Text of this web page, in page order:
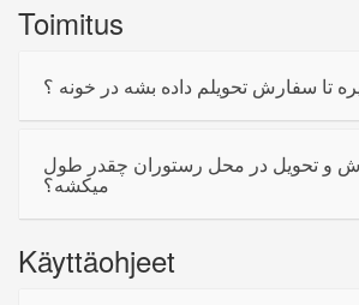
Toimitus
تا سفارش تحویلم داده بشه در خونه ؟
و تحویل در محل رستوران چقدر طول
میکشه؟
Käyttäohjeet